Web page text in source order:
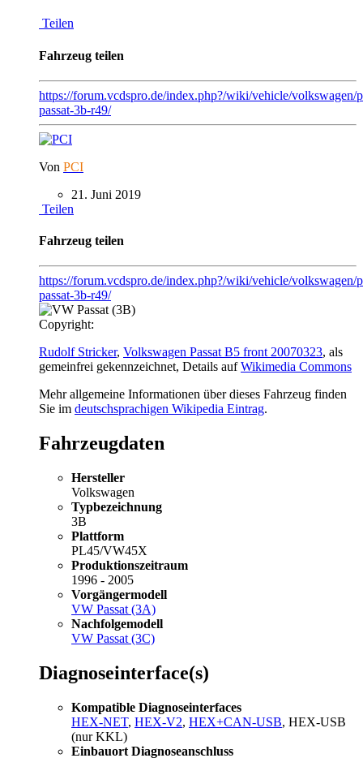
Teilen
Fahrzeug teilen
https://forum.vcdspro.de/index.php?/wiki/vehicle/volkswagen/
passat-3b-r49/
Von PCI
21. Juni 2019
Teilen
Fahrzeug teilen
https://forum.vcdspro.de/index.php?/wiki/vehicle/volkswagen/
passat-3b-r49/
Copyright:
Rudolf Stricker, Volkswagen Passat B5 front 20070323, als
gemeinfrei gekennzeichnet, Details aufWikimedia Commons
Mehr allgemeine Informationen über dieses Fahrzeug finden
Sie im deutschsprachigen Wikipedia Eintrag.
Fahrzeugdaten
Hersteller
Volkswagen
Typbezeichnung
3B
Plattform
PL45/VW45X
Produktionszeitraum
1996 - 2005
Vorgängermodell
VW Passat (3A)
Nachfolgemodell
VW Passat (3C)
Diagnoseinterface(s)
Kompatible Diagnoseinterfaces
HEX-NET, HEX-V2, HEX+CAN-USB, HEX-USB
(nur KKL)
Einbauort Diagnoseanschluss